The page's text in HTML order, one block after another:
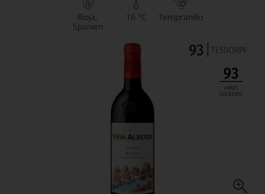
Rioja
Spanien
16 °C Tempranillo